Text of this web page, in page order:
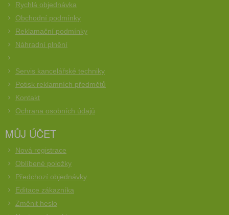
Rychlá objednávka
Obchodní podmínky
Reklamační podmínky
Náhradní plnění
Servis kancelářské techniky
Potisk reklamních předmětů
Kontakt
Ochrana osobních údajů
MŮJ ÚČET
Nová registrace
Oblíbené položky
Předchozí objednávky
Editace zákazníka
Změnit heslo